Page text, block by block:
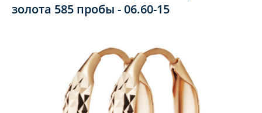
золота 585 пробы - 06.60-15